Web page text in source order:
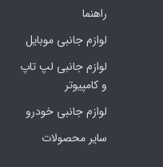
راهنما
لوازم جانبی موبایل
لوازم جانبی لپ تاپ
و کامپیوتر
لوازم جانبی خودرو
سایر محصولات